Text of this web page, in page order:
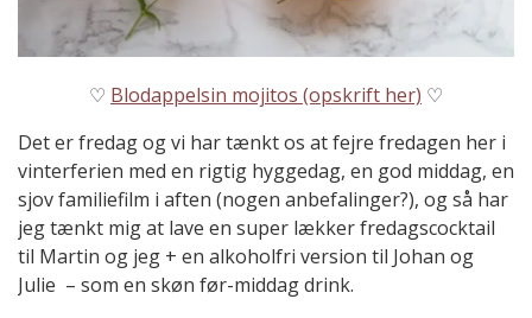
♡ Blodappelsin mojitos (opskrift her) ♡
Det er fredag og vi har tænkt os at fejre fredagen her i
vinterferien med en rigtig hyggedag, en god middag, en
sjov familiefilm i aften (nogen anbefalinger?), og så har
jeg tænkt mig at lave en super lækker fredagscocktail
til Martin og jeg + en alkoholfri version til Johan og
Julie – som en skøn før-middag drink.